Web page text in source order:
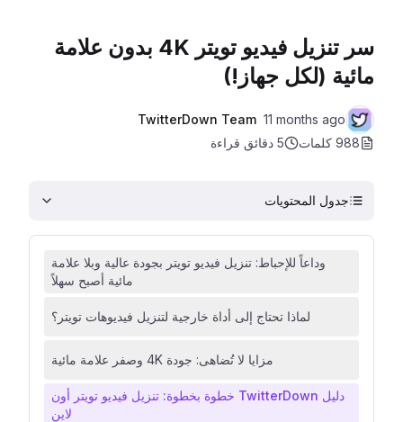
سر تنزيل فيديو تويتر 4K بدون علامة
مائية (لكل جهاز!)
TwitterDown Team 11 months ago
988 كلمات
5 دقائق قراءة
جدول المحتويات
وداعاً للإحباط: تنزيل فيديو تويتر بجودة عالية وبلا علامة
مائية أصبح سهلاً
لماذا تحتاج إلى أداة خارجية لتنزيل فيديوهات تويتر؟
مزايا لا تُضاهى: جودة 4K وصفر علامة مائية
دليل TwitterDown خطوة بخطوة: تنزيل فيديو تويتر أون
لاين